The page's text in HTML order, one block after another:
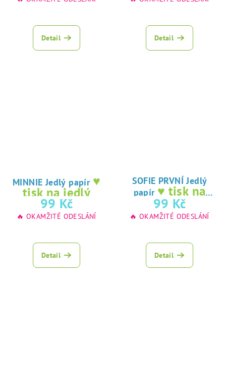
Detail Detail
MINNIE Jedlý papír ♥
tisk na jedlý
papír
99 Kč
🔥 OKAMŽITÉ ODESLÁNÍ
Detail
SOFIE PRVNÍ Jedlý
papír ♥ tisk na
jedlý papír
99 Kč
🔥 OKAMŽITÉ ODESLÁNÍ
Detail